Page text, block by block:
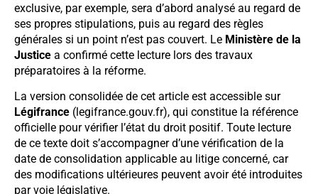
exclusive, par exemple, sera d’abord analysé au regard de
ses propres stipulations, puis au regard des règles
générales si un point n’est pas couvert. Le Ministère de la
Justice a confirmé cette lecture lors des travaux
préparatoires à la réforme.
La version consolidée de cet article est accessible sur
Légifrance (legifrance.gouv.fr), qui constitue la référence
officielle pour vérifier l’état du droit positif. Toute lecture
de ce texte doit s’accompagner d’une vérification de la
date de consolidation applicable au litige concerné, car
des modifications ultérieures peuvent avoir été introduites
par voie législative.